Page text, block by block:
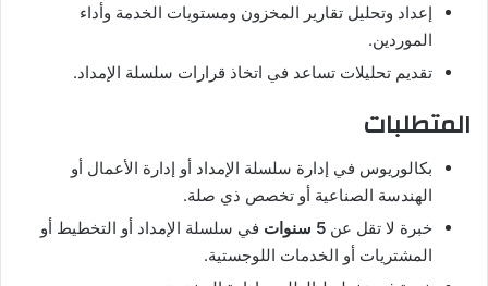
إعداد وتحليل تقارير المخزون ومستويات الخدمة وأداء
الموردين.
تقديم تحليلات تساعد في اتخاذ قرارات سلسلة الإمداد.
المتطلبات
بكالوريوس في إدارة سلسلة الإمداد أو إدارة الأعمال أو
الهندسة الصناعية أو تخصص ذي صلة.
خبرة لا تقل عن 5 سنوات
في سلسلة الإمداد أو التخطيط أو
المشتريات أو الخدمات اللوجستية.